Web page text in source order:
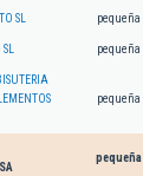
SL pequeña
pequeña
pequeña
pequeña